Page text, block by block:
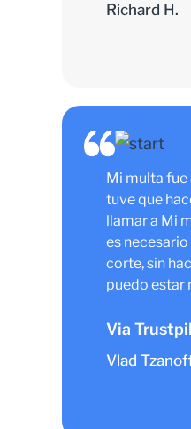
Richard H.
Mi multa fue
tuve que
llamar a Mi
es
corte, sin
puedo estar
Via
Vlad